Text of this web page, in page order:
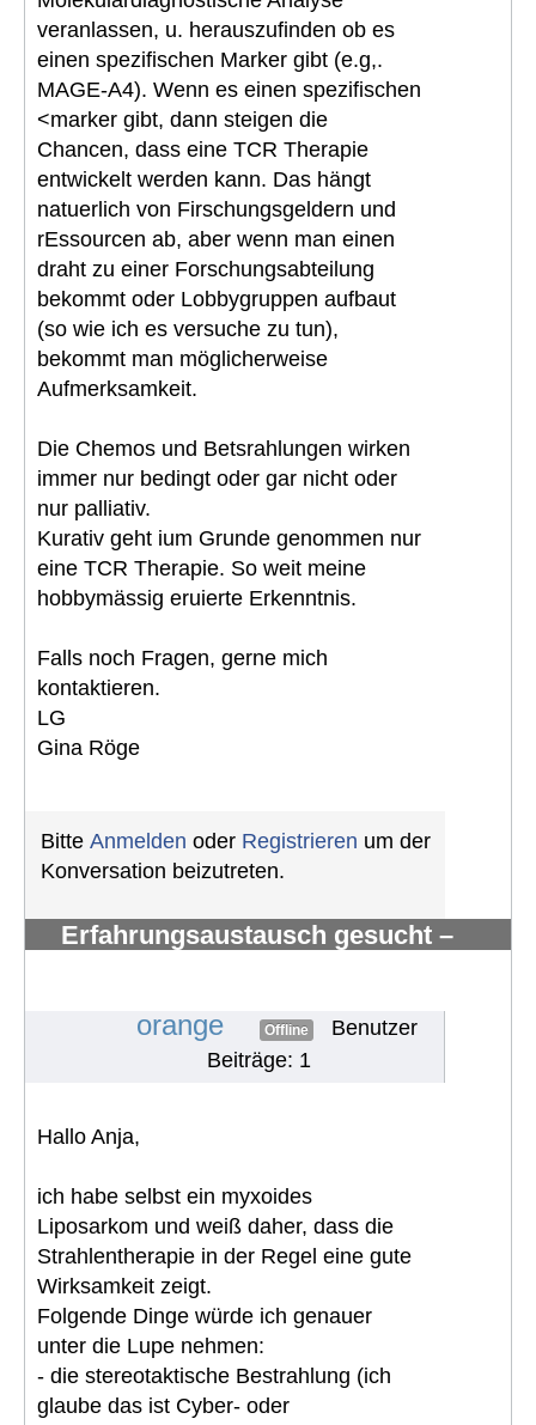
veranlassen, u. herauszufinden ob es
einen spezifischen Marker gibt (e.g,.
MAGE-A4). Wenn es einen spezifischen
<marker gibt, dann steigen die
Chancen, dass eine TCR Therapie
entwickelt werden kann. Das hängt
natuerlich von Firschungsgeldern und
rEssourcen ab, aber wenn man einen
draht zu einer Forschungsabteilung
bekommt oder Lobbygruppen aufbaut
(so wie ich es versuche zu tun),
bekommt man möglicherweise
Aufmerksamkeit.
Die Chemos und Betsrahlungen wirken
immer nur bedingt oder gar nicht oder
nur palliativ.
Kurativ geht ium Grunde genommen nur
eine TCR Therapie. So weit meine
hobbymässig eruierte Erkenntnis.
Falls noch Fragen, gerne mich
kontaktieren.
LG
Gina Röge
Bitte Anmelden oder Registrieren um der
Konversation beizutreten.
Erfahrungsaustausch gesucht –
orange Offline
Benutzer
Beiträge: 1
Hallo Anja,
ich habe selbst ein myxoides
Liposarkom und weiß daher, dass die
Strahlentherapie in der Regel eine gute
Wirksamkeit zeigt.
Folgende Dinge würde ich genauer
unter die Lupe nehmen:
- die stereotaktische Bestrahlung (ich
glaube das ist Cyber- oder